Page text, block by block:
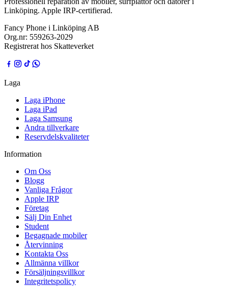
Linköping. Apple IRP-certifierad.
Fancy Phone i Linköping AB
Org.nr: 559263-2029
Registrerat hos Skatteverket
Laga
Laga iPhone
Laga iPad
Laga Samsung
Andra tillverkare
Reservdelskvaliteter
Information
Om Oss
Blogg
Vanliga Frågor
Apple IRP
Företag
Sälj Din Enhet
Student
Begagnade mobiler
Återvinning
Kontakta Oss
Allmänna villkor
Försäljningsvillkor
Integritetspolicy